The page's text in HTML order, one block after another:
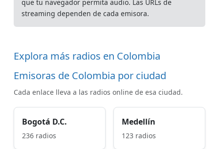
que tu navegador permita audio. Las URLs de
streaming dependen de cada emisora.
Explora más radios en Colombia
Emisoras de Colombia por ciudad
Cada enlace lleva a las radios online de esa ciudad.
Bogotá D.C.
236 radios
Medellín
123 radios